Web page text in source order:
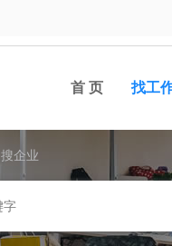
首 页 找工
搜企业